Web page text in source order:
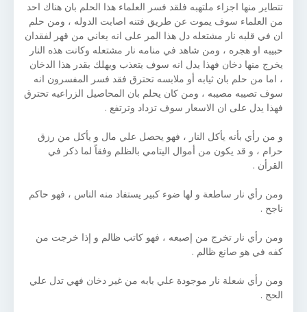
تتطاير منها اجزاء ملتهبه فلقد فسر العلماء هذا الحلم بان هناك احد
من العلماء سوف يموت عن طريق فتنه اصابت الدوله ، ومن حلم
ان في قلبه نار مشتعله دل هذا المر على انه يعاني من قهر لفقدان
حبيبه او هجره ، ومن شاهد في منامه نار مشتعله وكانت هذه النار
يخرج منها دخان فهذا يدل انه سوف يتعذب ويهلك بقدر هذا الدخان
، اما من حلم بان ثيابه أو ملابسه تحترق فقد فسر المفسرون انه
سوف تصيبه مصيبه ، ومن كان يحلم بان المحاصيل الزراعيه تحترق
فهذا يدل على ان الاسعار سوف تزداد وترتفع .
و من رأي بأنه يأكل النار ، فهو يحصل علي مال و يأكل من رزق
حرام ، و قد يكون من أموال اليتامي بالظلم وفقاً لما ذكر في
القرأن .
ومن رأي نار ساطعة و لها ضوء كبير يستفاد منه الناس ، فهو حاكم
ناجح .
ومن رأي نار تخرج من إصبعه ، فهو كاتب ظالم و إذا خرجت من
كفه في هو صانع ظالم .
ومن رأي شعلة نار موجودة علي بابه من غير دخان فهي تدل علي
الحج .